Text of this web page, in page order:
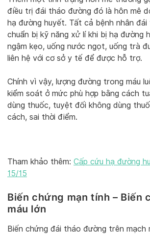
điều trị đái tháo đường đó là hôn mê
hạ đường huyết. Tất cả bệnh nhân
chuẩn bị kỹ năng xử lí khi bị hạ đường
ngậm kẹo, uống nước ngọt, uống trà
liên hệ với cơ sở y tế để được hỗ trợ.
Chính vì vậy, lượng đường trong máu
kiểm soát ở mức phù hợp bằng cách
dùng thuốc, tuyệt đối không dùng
cách, sai thời điểm.
Tham khảo thêm: Cấp cứu hạ đường
15/15
Biến chứng mạn tính – Biến
máu lớn
Biến chứng đái tháo đường trên mạch